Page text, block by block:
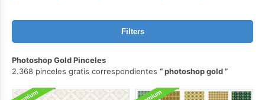
Filters
Photoshop Gold Pinceles
2.368 pinceles gratis correspondientes
photoshop gold